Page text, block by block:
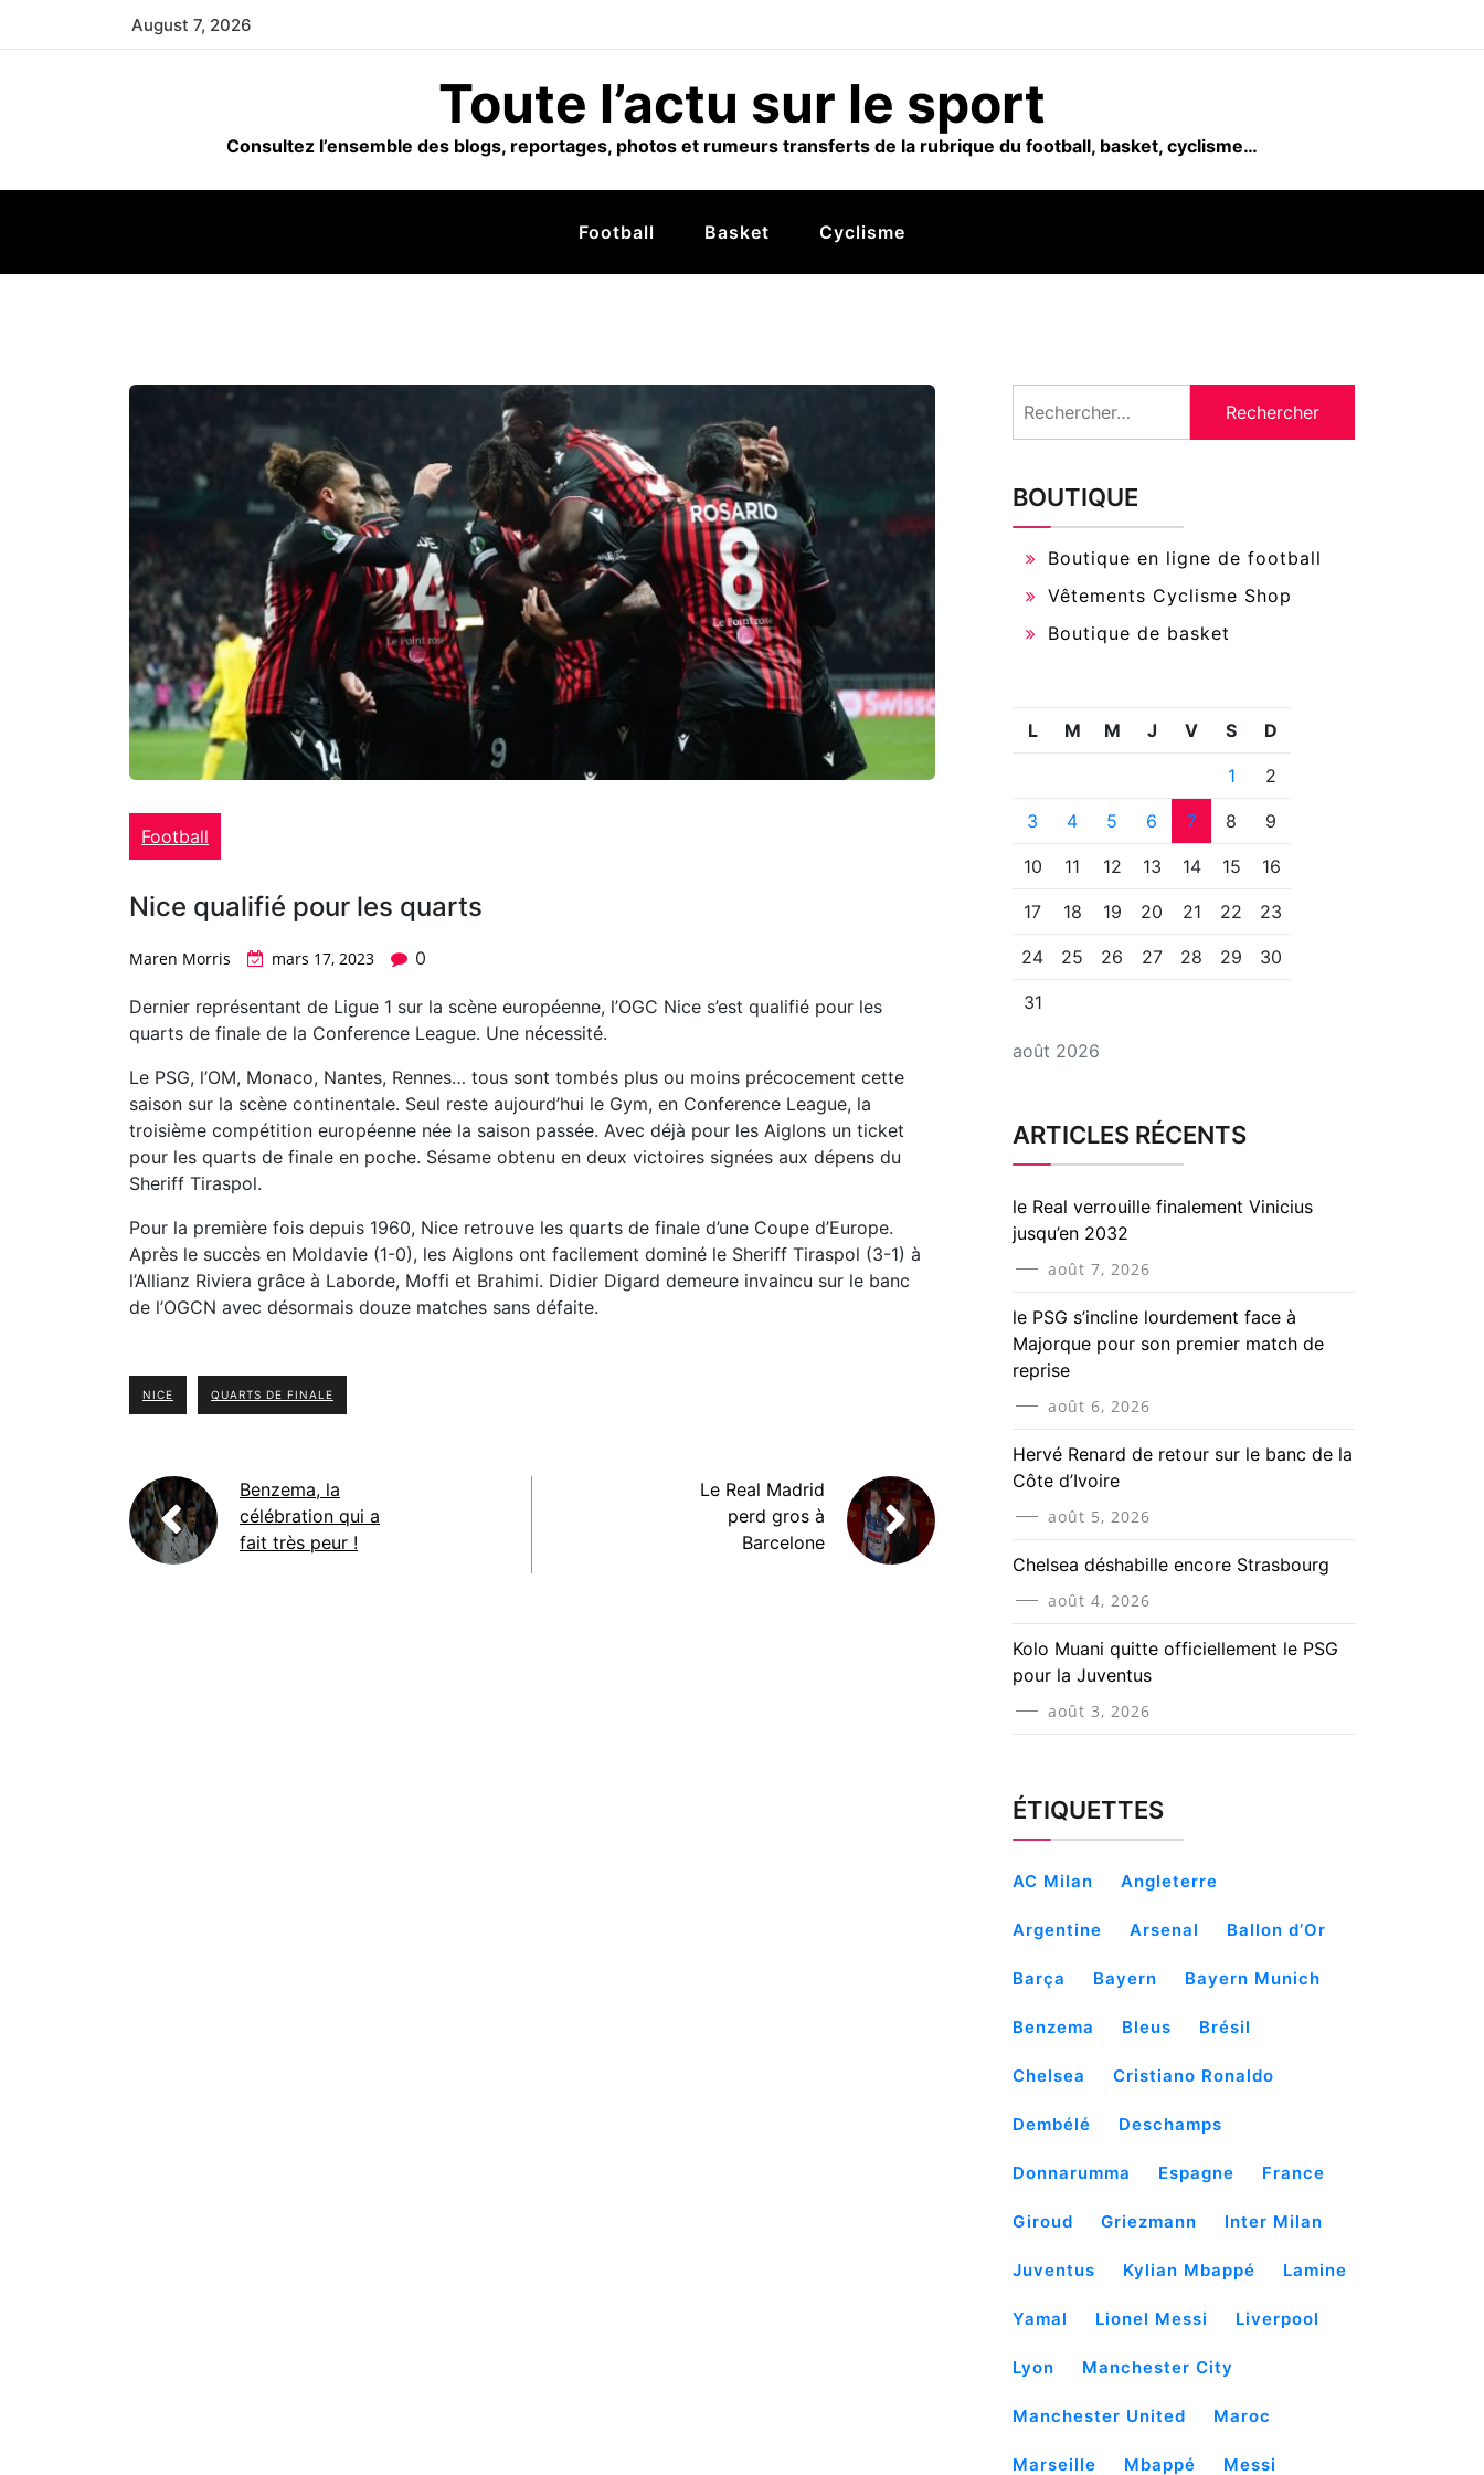
August 7, 2026
Toute l’actu sur le sport
Consultez l’ensemble des blogs, reportages, photos et rumeurs transferts de la rubrique du football, basket, cyclisme…
Football Basket Cyclisme
Football
Nice qualifié pour les quarts
Maren Morris mars 17, 2023 0
Dernier représentant de Ligue 1 sur la scène européenne, l’OGC Nice s’est qualifié pour les
quarts de finale de la Conference League. Une nécessité.
Le PSG, l’OM, Monaco, Nantes, Rennes… tous sont tombés plus ou moins précocement cette
saison sur la scène continentale. Seul reste aujourd’hui le Gym, en Conference League, la
troisième compétition européenne née la saison passée. Avec déjà pour les Aiglons un ticket
pour les quarts de finale en poche. Sésame obtenu en deux victoires signées aux dépens du
Sheriff Tiraspol.
Pour la première fois depuis 1960, Nice retrouve les quarts de finale d’une Coupe d’Europe.
Après le succès en Moldavie (1-0), les Aiglons ont facilement dominé le Sheriff Tiraspol (3-1) à
l’Allianz Riviera grâce à Laborde, Moffi et Brahimi. Didier Digard demeure invaincu sur le banc
de l’OGCN avec désormais douze matches sans défaite.
NICE QUARTS DE FINALE
Benzema, la
célébration qui a
fait très peur !
Le Real Madrid
perd gros à
Barcelone
BOUTIQUE
Boutique en ligne de football
Vêtements Cyclisme Shop
Boutique de basket
août 2026
L M M J V S D
1 2
3 4 5 6 7 8 9
10 11 12 13 14 15 16
17 18 19 20 21 22 23
24 25 26 27 28 29 30
31
ARTICLES RÉCENTS
le Real verrouille finalement Vinicius
jusqu’en 2032
août 7, 2026
le PSG s’incline lourdement face à
Majorque pour son premier match de
reprise
août 6, 2026
Hervé Renard de retour sur le banc de la
Côte d’Ivoire
août 5, 2026
Chelsea déshabille encore Strasbourg
août 4, 2026
Kolo Muani quitte officiellement le PSG
pour la Juventus
août 3, 2026
ÉTIQUETTES
AC Milan Angleterre
Argentine Arsenal Ballon d’Or
Barça Bayern Bayern Munich
Benzema Bleus Brésil
Chelsea Cristiano Ronaldo
Dembélé Deschamps
Donnarumma Espagne France
Giroud Griezmann Inter Milan
Juventus Kylian Mbappé Lamine
Yamal Lionel Messi Liverpool
Lyon Manchester City
Manchester United Maroc
Marseille Mbappé Messi